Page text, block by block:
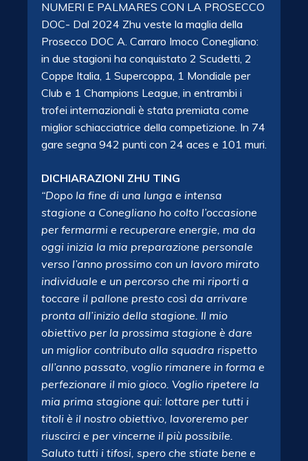
NUMERI E PALMARES CON LA PROSECCO
DOC- Dal 2024 Zhu veste la maglia della
Prosecco DOC A. Carraro Imoco Conegliano:
in due stagioni ha conquistato 2 Scudetti, 2
Coppe Italia, 1 Supercoppa, 1 Mondiale per
Club e 1 Champions League, in entrambi i
trofei internazionali è stata premiata come
miglior schiacciatrice della competizione. In 74
gare segna 942 punti con 24 aces e 101 muri.
DICHIARAZIONI ZHU TING
“Dopo la fine di una lunga e intensa
stagione a Conegliano ho colto l’occasione
per fermarmi e recuperare energie, ma da
oggi inizia la mia preparazione personale
verso l’anno prossimo con un lavoro mirato
individuale e un percorso che mi riporti a
toccare il pallone presto così da arrivare
pronta all’inizio della stagione. Il mio
obiettivo per la prossima stagione è dare
un miglior contributo alla squadra rispetto
all’anno passato, voglio rimanere in forma e
perfezionare il mio gioco. Voglio ripetere la
mia prima stagione qui: lottare per tutti i
titoli è il nostro obiettivo, lavoreremo per
riuscirci e per vincerne il più possibile.
Saluto tutti i tifosi, spero che stiate bene e